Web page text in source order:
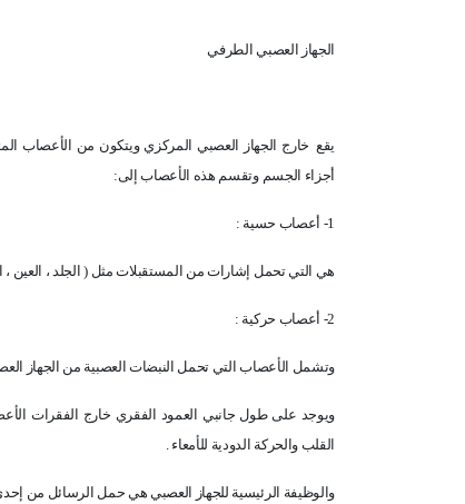
الجهاز العصبي الطرفي
يقع خارج الجهاز العصبي المركزي ويتكون من الأعصاب
أجزاء الجسم وتقسم هذه الأعصاب إلى:
1- أعصاب حسية :
هي التي تحمل إشارات من المستقبلات مثل ( الجلد ، العين ،
2- أعصاب حركية :
وتشمل الأعصاب التي تحمل النبضات العصبية من الجهاز
ويوجد على طول جانبي العمود الفقري خارج الفقرات
القلب والحركة الدودية للأمعاء .
والوظيفة الرئيسية للجهاز العصبي هي حمل الرسائل من